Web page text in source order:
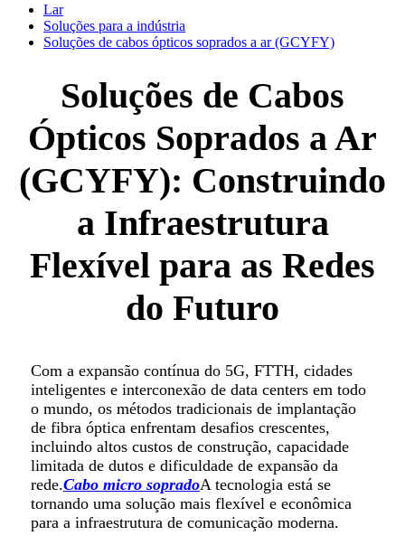
Lar
Soluções para a indústria
Soluções de cabos ópticos soprados a ar (GCYFY)
Soluções de Cabos
Ópticos Soprados a Ar
(GCYFY): Construindo
a Infraestrutura
Flexível para as Redes
do Futuro
Com a expansão contínua do 5G, FTTH, cidades
inteligentes e interconexão de data centers em todo
o mundo, os métodos tradicionais de implantação
de fibra óptica enfrentam desafios crescentes,
incluindo altos custos de construção, capacidade
limitada de dutos e dificuldade de expansão da
rede.Cabo micro sopradoA tecnologia está se
tornando uma solução mais flexível e econômica
para a infraestrutura de comunicação moderna.